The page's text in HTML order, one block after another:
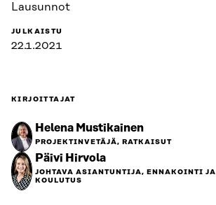
Lausunnot
JULKAISTU
22.1.2021
KIRJOITTAJAT
Helena Mustikainen
PROJEKTINVETÄJÄ, RATKAISUT
Päivi Hirvola
JOHTAVA ASIANTUNTIJA, ENNAKOINTI JA
KOULUTUS